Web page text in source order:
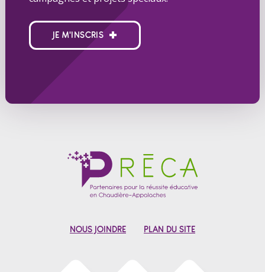
JE M'INSCRIS
NOUS JOINDRE PLAN DU SITE